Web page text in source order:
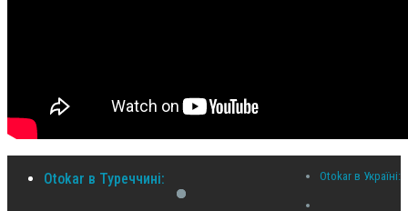
Otokar в Туреччині: Otokar в Україні: